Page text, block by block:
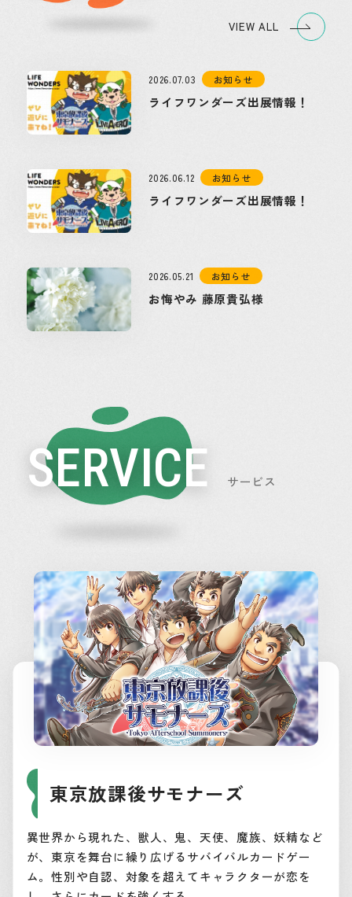
VIEW ALL
2026.07.03 お知らせ
ライフワンダーズ出展情報！
2026.06.12 お知らせ
ライフワンダーズ出展情報！
2026.05.21 お知らせ
お悔やみ 藤原貴弘様
SERVICE サービス
東京放課後サモナーズ
異世界から現れた、獣人、鬼、天使、魔族、妖精など
が、東京を舞台に繰り広げるサバイバルカードゲー
ム。性別や自認、対象を超えてキャラクターが恋を